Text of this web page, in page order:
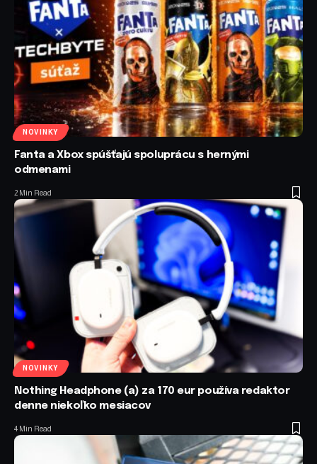
NOVINKY
Fanta a Xbox spúšťajú spoluprácu s hernými
odmenami
2 Min Read
NOVINKY
Nothing Headphone (a) za 170 eur používa redaktor
denne niekoľko mesiacov
4 Min Read